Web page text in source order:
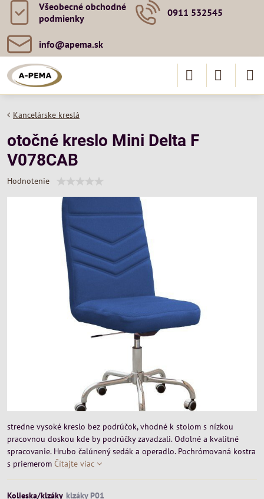
Všeobecné obchodné
podmienky
0911 532545
info​@apema​.sk
Kancelárske kreslá
otočné kreslo Mini Delta F
V078CAB
Hodnotenie
stredne vysoké kreslo bez podrúčok, vhodné k stolom s nízkou
pracovnou doskou kde by podrúčky zavadzali. Odolné a kvalitné
spracovanie. Hrubo čalúnený sedák a operadlo. Pochrómovaná kostra
s priemerom Čítajte viac
Kolieska/klzáky